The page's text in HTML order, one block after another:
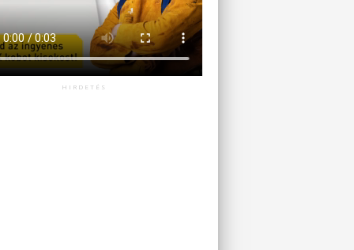
HIRDETÉS